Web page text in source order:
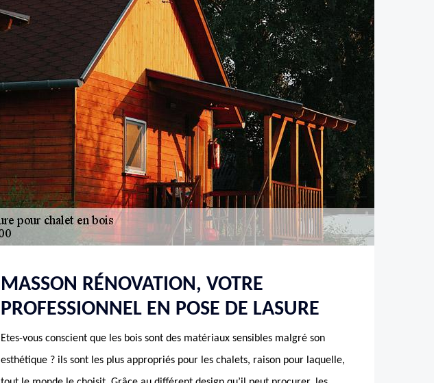
MASSON RÉNOVATION, VOTRE
PROFESSIONNEL EN POSE DE LASURE
Etes-vous conscient que les bois sont des matériaux sensibles malgré son
esthétique ? ils sont les plus appropriés pour les chalets, raison pour laquelle,